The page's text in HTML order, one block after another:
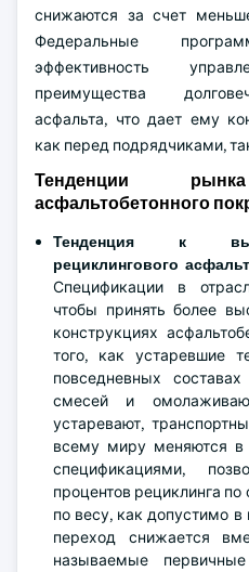
снижаются за счет
Федеральные
эффективность
преимущества
асфальта, что дает ему
как перед подрядчиками,
Тенденции
асфальтобетонного
Тенденция к
рециклингового
Спецификации в
чтобы принять более
конструкциях
того, как устаревшие
повседневных
смесей и
устаревают,
всему миру меняются в
спецификациями,
процентов рециклинга по
по весу, как допустимо в
переход снижается
называемые